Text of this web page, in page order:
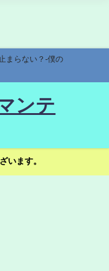
まらない？-僕の
ンテ
います。